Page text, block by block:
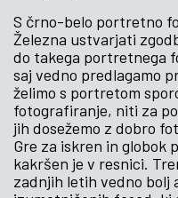
S črno-belo portretno
Železna ustvarjati
do takega portretnega
saj vedno predlagamo
želimo s portretom
fotografiranje, niti za
jih dosežemo z dobro
Gre za iskren in
kakršen je v resnici.
zadnjih letih vedno bolj